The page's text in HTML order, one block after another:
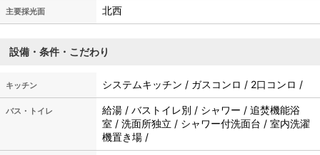
主要採光面 北西
設備・条件・こだわり
キッチン システムキッチン / ガスコンロ / 2口コンロ /
バス・トイレ
給湯 / バストイレ別 / シャワー / 追焚機能浴
室 / 洗面所独立 / シャワー付洗面台 / 室内洗濯
機置き場 /